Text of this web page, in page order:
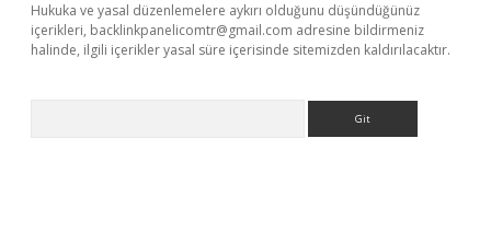
Hukuka ve yasal düzenlemelere aykırı olduğunu düşündüğünüz
içerikleri, backlinkpanelicomtr@gmail.com adresine bildirmeniz
halinde, ilgili içerikler yasal süre içerisinde sitemizden kaldırılacaktır.